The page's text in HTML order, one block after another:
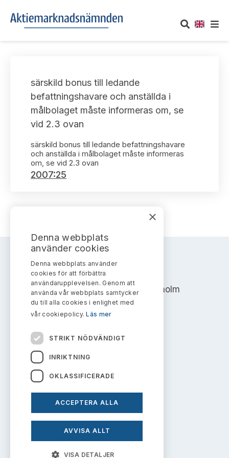
Om oss
Vårt uppdrag
Arbetssätt och jävsfrågor
Ledamöter
Huvudmän
Verksamhetsberättelser
Publikationer och anföranden
UTTALANDEN
Om nämndens uttalanden
Framställningar och konsultation
Uttalanden sorterade efter publiceringsdatum
Sök uttalanden
Avgifter
Prenumerera
TAKEOVER-REGLER
Takeover-regler för reglerade marknader och vissa
handelsplattformar
AKTUELLT
Nyheter och pressmeddelanden
KONTAKT
Kontakt administrativa ärenden
särskild bonus till ledande
befattningshavare och anställda i
målbolaget måste informeras om, se
vid 2.3 ovan
särskild bonus till ledande befattningshavare
och anställda i målbolaget måste informeras
om, se vid 2.3 ovan
2007:25
AKTIEMARKNADSNÄMNDEN
Address: Box 7354, 103 90 Stockholm
info@aktiemarknadsnamnden.se
Om innehållet
Om webbplatsen
Prenumerera på uttalanden
×
Denna webbplats
använder cookies
Denna webbplats använder
cookies för att förbättra
användarupplevelsen. Genom att
använda vår webbplats samtycker
du till alla cookies i enlighet med
vår cookiepolicy.Läs mer
STRIKT NÖDVÄNDIGT
INRIKTNING
OKLASSIFICERADE
ACCEPTERA ALLA
AVVISA ALLT
VISA DETALJER